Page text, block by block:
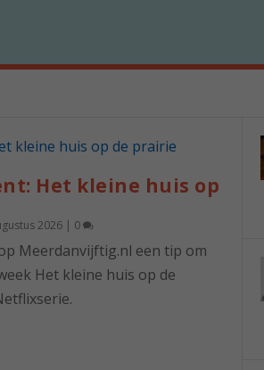
Het kleine huis op
2026 | 0
Meerdanvijftig.nl een tip om
Het kleine huis op de